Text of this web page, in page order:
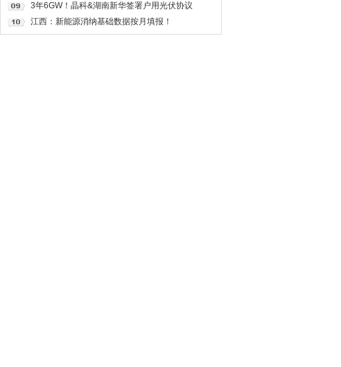
3年6GW！晶科&湖南新华签署户用光伏协议
江西：新能源消纳基础数据按月填报！